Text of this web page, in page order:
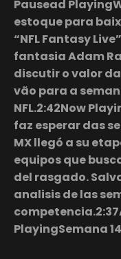
Pausead
estoque para
“NFL Fantasy
fantasia Adam
discutir o valor
vão para a
NFL.2:42Now
faz esperar das
MX llegó a su
equipos que
del rasgado.
analisis de las
PlayingSemana